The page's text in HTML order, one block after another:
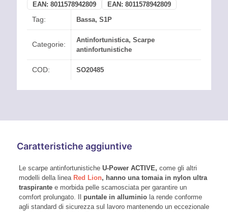
EAN: 8011578942809 EAN: 8011578942809
Tag: Bassa, S1P
Categorie:
Antinfortunistica, Scarpe
antinfortunistiche
COD: SO20485
Caratteristiche aggiuntive
Le scarpe antinfortunisticheU-Power ACTIVE, come gli altri
modelli della linea Red Lion, hanno una tomaia in nylon ultra
traspirante e morbida pelle scamosciata per garantire un
comfort prolungato. Il
puntale in alluminio la rende conforme
agli standard di sicurezza sul lavoro mantenendo un eccezionale